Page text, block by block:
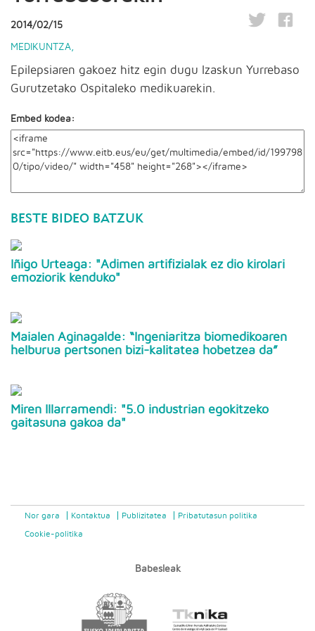
2014/02/15
MEDIKUNTZA
Epilepsiaren gakoez hitz egin dugu Izaskun Yurrebaso
Gurutzetako Ospitaleko medikuarekin.
Embed kodea:
BESTE BIDEO BATZUK
Iñigo Urteaga: "Adimen artifizialak ez dio kirolari
emoziorik kenduko"
Maialen Aginagalde: “Ingeniaritza biomedikoaren
helburua pertsonen bizi-kalitatea hobetzea da”
Miren Illarramendi: "5.0 industrian egokitzeko
gaitasuna gakoa da"
Nor gara Kontaktua Publizitatea Pribatutasun politika
Cookie-politika
Babesleak